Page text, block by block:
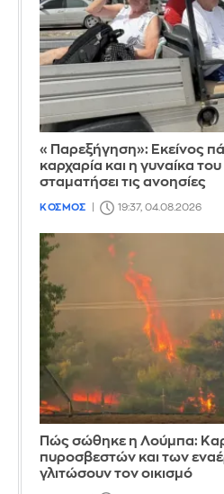
«Παρεξήγηση»: Εκείνος
καρχαρία και η γυναίκα
σταματήσει τις ανοησίες
ΚΟΣΜΟΣ 19:37, 04.08.2026
Πώς σώθηκε η Λούμπα:
πυροσβεστών και των
γλιτώσουν τον οικισμό